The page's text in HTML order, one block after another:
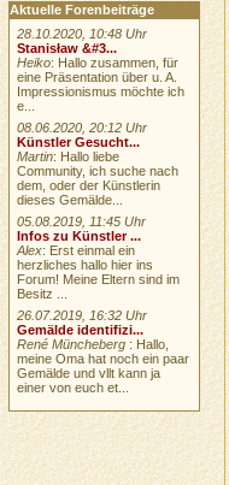
Aktuelle Forenbeiträge
28.10.2020, 10:48 Uhr
Stanisław &#3...
Heiko: Hallo zusammen, für
eine Präsentation über u. A.
Impressionismus möchte ich
e...
08.06.2020, 20:12 Uhr
Künstler Gesucht...
Martin: Hallo liebe
Community, ich suche nach
dem, oder der Künstlerin
dieses Gemälde...
05.08.2019, 11:45 Uhr
Infos zu Künstler ...
Alex: Erst einmal ein
herzliches hallo hier ins
Forum! Meine Eltern sind im
Besitz ...
26.07.2019, 16:32 Uhr
Gemälde identifizi...
René Müncheberg : Hallo,
meine Oma hat noch ein paar
Gemälde und vllt kann ja
einer von euch et...